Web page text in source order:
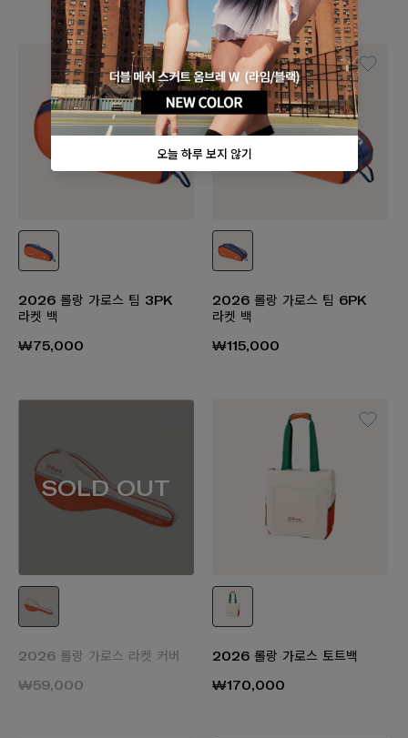
2026 롤랑 가로스 팀 3PK
라켓 백
₩75,000
2026 롤랑 가로스 팀 6PK
라켓 백
₩115,000
SOLD OUT
2026 롤랑 가로스 라켓 커버
₩59,000
2026 롤랑 가로스 토트백
₩170,000